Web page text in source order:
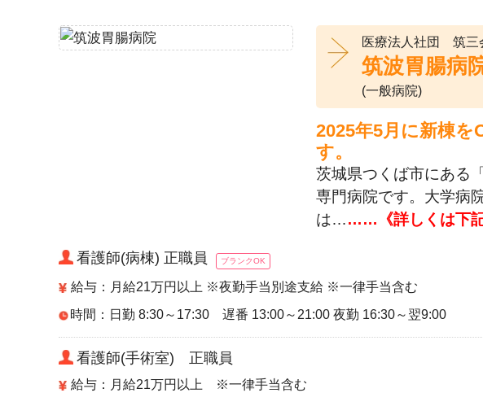
医療法人社団 筑三
筑波胃腸病
(一般病院)
2025年5月に新棟を
す。
茨城県つくば市にある
専門病院です。大学病
は………《詳しくは下記
看護師(病棟) 正職員 ブランクOK
給与：月給21万円以上 ※夜勤手当別途支給 ※一律手当含む
時間：日勤 8:30～17:30 遅番 13:00～21:00 夜勤 16:30～翌9:00
看護師(手術室) 正職員
給与：月給21万円以上 ※一律手当含む